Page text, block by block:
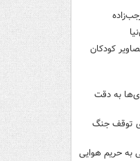
کودکان
به دقت
برای توقف جنگ
به حریم هوایی